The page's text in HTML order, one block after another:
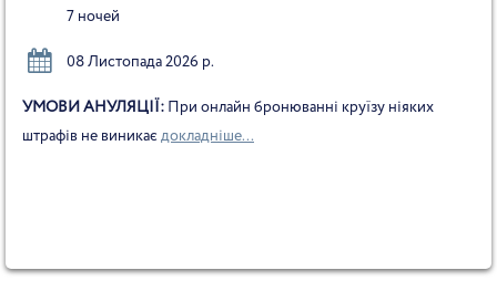
7 ночей
08 Листопада 2026 р.
УМОВИ АНУЛЯЦІЇ: При онлайн бронюванні круїзу ніяких
штрафів не виникає докладніше...